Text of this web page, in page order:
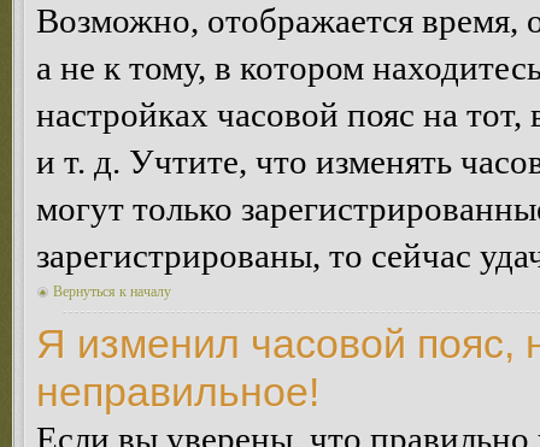
Возможно, отображается время,
а не к тому, в котором
настройках часовой пояс на
и т. д. Учтите, что изменять
могут только
зарегистрированы, то сейчас
Вернуться к началу
Я изменил часовой пояс,
неправильное!
Если вы уверены, что правильно